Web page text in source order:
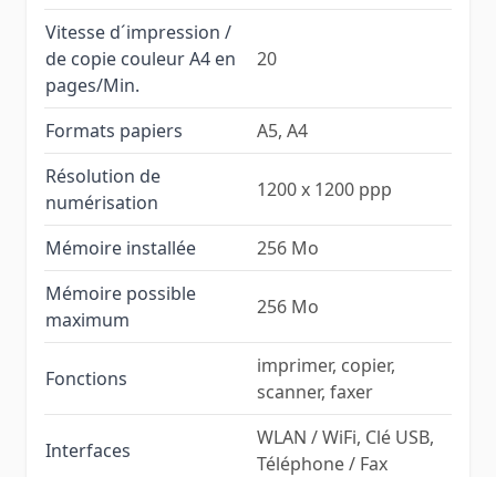
Vitesse d´impression /
de copie couleur A4 en
pages/Min.
20
Formats papiers
A5, A4
Résolution de
numérisation
1200 x 1200 ppp
Mémoire installée
256 Mo
Mémoire possible
maximum
256 Mo
Fonctions
imprimer, copier,
scanner, faxer
Interfaces
WLAN / WiFi, Clé USB,
Téléphone / Fax